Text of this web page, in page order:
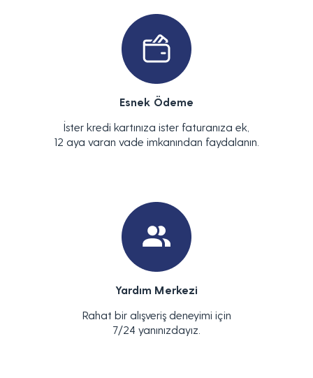
Esnek Ödeme
İster kredi kartınıza ister faturanıza ek,
12 aya varan vade imkanından faydalanın.
Yardım Merkezi
Rahat bir alışveriş deneyimi için
7/24 yanınızdayız.